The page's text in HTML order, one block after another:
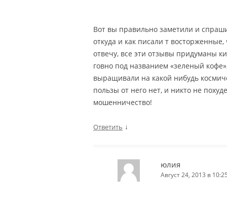
Вот вы правильно заметили и
откуда и как писали т
отвечу, все эти отзывы придуманы
говно под названием «зеленый
выращивали на какой нибудь
пользы от него нет, и никто не
мошенничество!
Ответить ↓
юлия
Август 24, 2013 в